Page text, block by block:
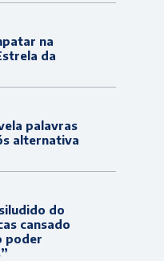
na
da
palavras
alternativa
do
cansado
poder